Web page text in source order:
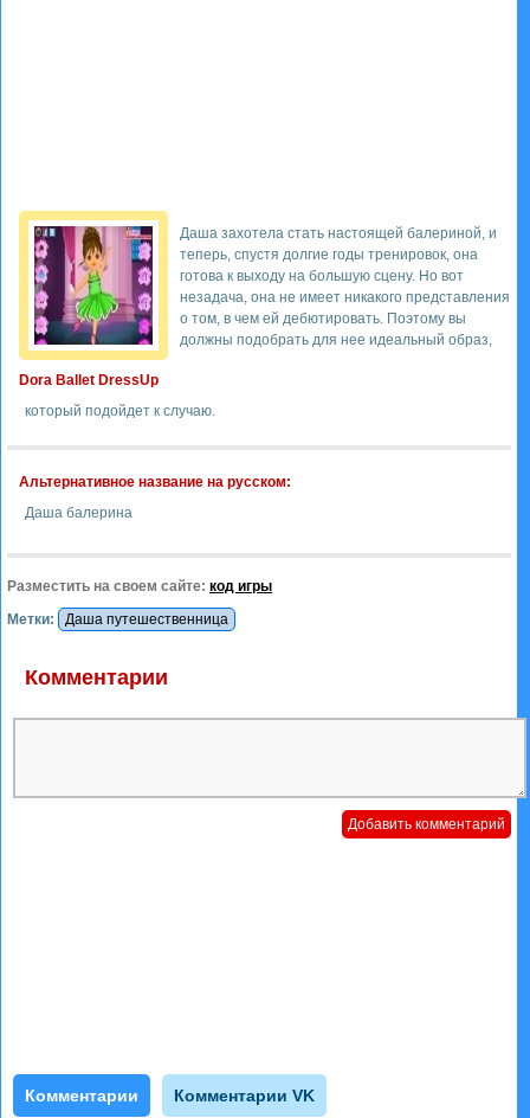
Dora Ballet DressUp
Даша захотела стать настоящей балериной, и
теперь, спустя долгие годы тренировок, она
готова к выходу на большую сцену. Но вот
незадача, она не имеет никакого представления
о том, в чем ей дебютировать. Поэтому вы
должны подобрать для нее идеальный образ,
который подойдет к случаю.
Альтернативное название на русском:
Даша балерина
Разместить на своем сайте: код игры
Метки:
Даша путешественница
Комментарии
Комментарии Комментарии VK